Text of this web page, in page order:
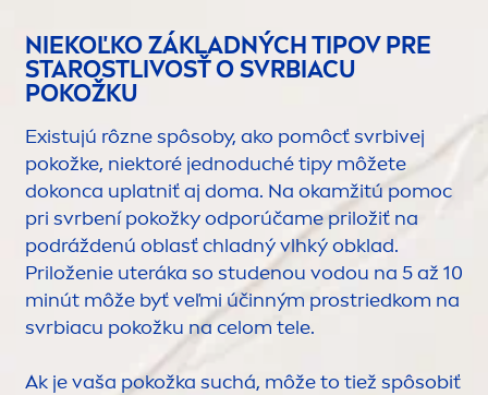
NIEKOĽKO ZÁKLADNÝCH TIPOV PRE
STAROSTLIVOSŤ O SVRBIACU
POKOŽKU
Existujú rôzne spôsoby, ako pomôcť svrbivej
pokožke, niektoré jednoduché tipy môžete
dokonca uplatniť aj doma. Na okamžitú pomoc
pri svrbení pokožky odporúčame priložiť na
podráždenú oblasť chladný vlhký obklad.
Priloženie uteráka so studenou vodou na 5 až 10
minút môže byť veľmi účinným prostriedkom na
svrbiacu pokožku na celom tele.
Ak je vaša pokožka suchá, môže to tiež spôsobiť